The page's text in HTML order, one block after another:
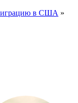
в США »